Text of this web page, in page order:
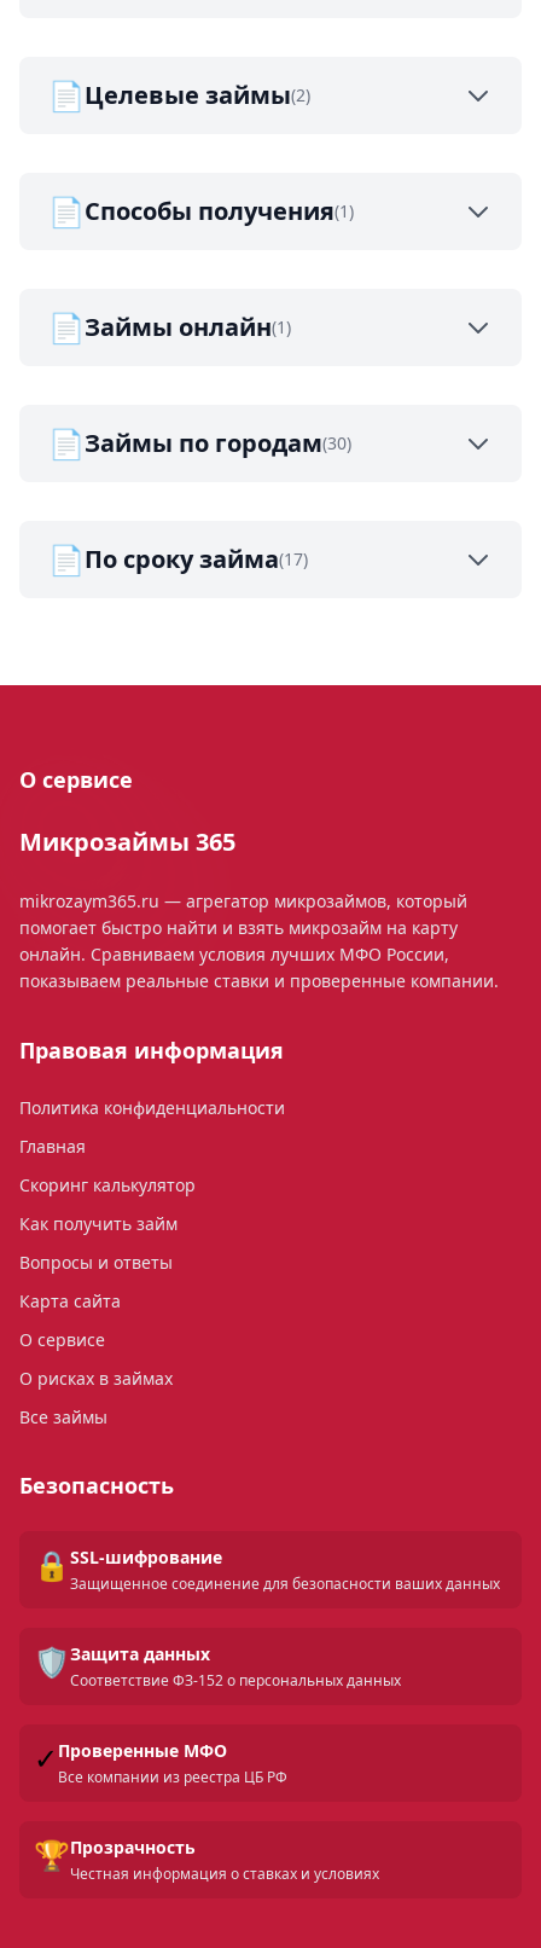
📄Целевые займы(2)
📄Способы получения(1)
📄Займы онлайн(1)
📄Займы по городам(30)
📄По сроку займа(17)
О сервисе
Микрозаймы 365
mikrozaym365.ru — агрегатор микрозаймов, который
помогает быстро найти и взять микрозайм на карту
онлайн. Сравниваем условия лучших МФО России,
показываем реальные ставки и проверенные компании.
Правовая информация
Политика конфиденциальности
Главная
Скоринг калькулятор
Как получить займ
Вопросы и ответы
Карта сайта
О сервисе
О рисках в займах
Все займы
Безопасность
🔒 SSL-шифрование
Защищенное соединение для безопасности ваших данных
🛡️ Защита данных
Соответствие ФЗ-152 о персональных данных
✓ Проверенные МФО
Все компании из реестра ЦБ РФ
🏆Прозрачность
Честная информация о ставках и условиях